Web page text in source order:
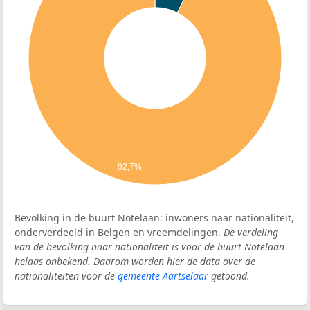
92,7%
Bevolking in de buurt Notelaan: inwoners naar nationaliteit,
onderverdeeld in Belgen en vreemdelingen. De verdeling
van de bevolking naar nationaliteit is voor de buurt Notelaan
helaas onbekend. Daarom worden hier de data over de
nationaliteiten voor de gemeente Aartselaar getoond.